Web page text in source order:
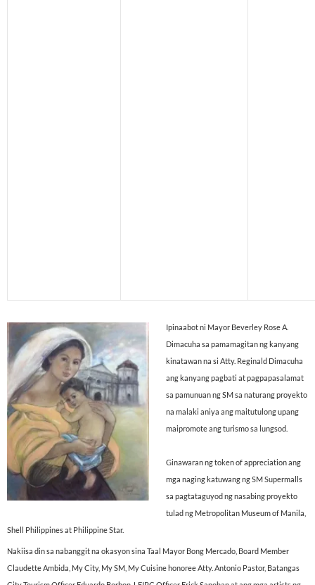
Ipinaabot ni Mayor Beverley Rose A.
Dimacuha sa pamamagitan ng kanyang
kinatawan na si Atty. Reginald Dimacuha
ang kanyang pagbati at pagpapasalamat
sa pamunuan ng SM sa naturang proyekto
na malaki aniya ang maitutulong upang
maipromote ang turismo sa lungsod.
Ginawaran ng token of appreciation ang
mga naging katuwang ng SM Supermalls
sa pagtataguyod ng nasabing proyekto
tulad ng Metropolitan Museum of Manila,
Shell Philippines at Philippine Star.
Nakiisa din sa nabanggit na okasyon sina Taal Mayor Bong Mercado, Board Member
Claudette Ambida, My City, My SM, My Cuisine honoree Atty. Antonio Pastor, Batangas